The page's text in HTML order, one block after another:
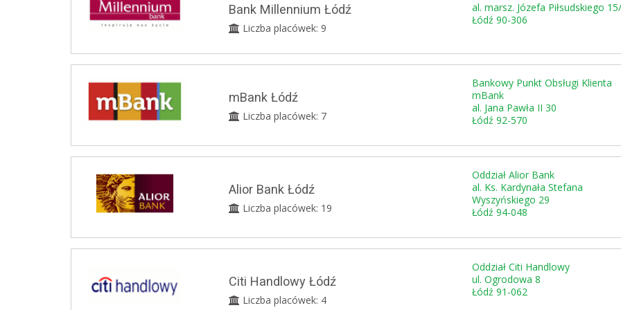
Bank Millennium Łódź
Liczba placówek: 9
al. marsz. Józefa Piłsudskiego
Łódź 90-306
mBank Łódź
Liczba placówek: 7
Bankowy Punkt Obsługi Klienta
mBank
al. Jana Pawła II 30
Łódź 92-570
Alior Bank Łódź
Liczba placówek: 19
Oddział Alior Bank
al. Ks. Kardynała Stefana
Wyszyńskiego 29
Łódź 94-048
Citi Handlowy Łódź
Liczba placówek: 4
Oddział Citi Handlowy
ul. Ogrodowa 8
Łódź 91-062